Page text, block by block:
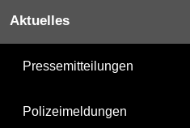
Aktuelles
Pressemitteilungen
Polizeimeldungen